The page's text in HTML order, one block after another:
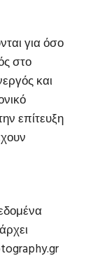
για όσο
στο
και
επίτευξη